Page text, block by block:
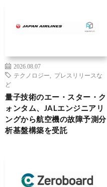
2026.08.07
テクノロジー
プレスリリースな
ど
量子技術のエー・スター・ク
ォンタム、JALエンジニアリ
ングから航空機の故障予測分
析基盤構築を受託